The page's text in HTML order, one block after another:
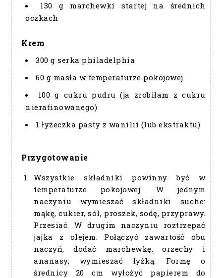
130 g marchewki startej na średnich
oczkach
Krem
300 g serka philadelphia
60 g masła w temperaturze pokojowej
100 g cukru pudru (ja zrobiłam z cukru
nierafinowanego)
1 łyżeczka pasty z wanilii (lub ekstraktu)
Przygotowanie
Wszystkie składniki powinny być w
temperaturze pokojowej. W jednym
naczyniu wymieszać składniki suche:
mąkę, cukier, sól, proszek, sodę, przyprawy.
Przesiać. W drugim naczyniu roztrzepać
jajka z olejem. Połączyć zawartość obu
naczyń, dodać marchewkę, orzechy i
ananasy, wymieszać łyżką. Formę o
średnicy 20 cm wyłożyć papierem do